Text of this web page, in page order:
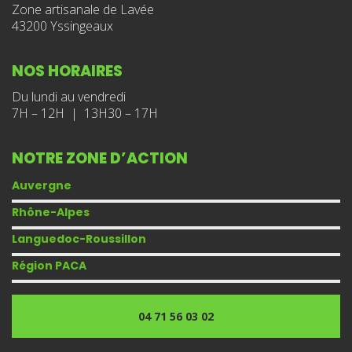
Zone artisanale de Lavée
43200 Yssingeaux
NOS HORAIRES
Du lundi au vendredi
7H – 12H | 13H30 – 17H
NOTRE ZONE D’ACTION
Auvergne
Rhône-Alpes
Languedoc-Roussillon
Région PACA
04 71 56 03 02